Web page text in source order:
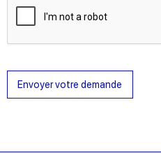
Envoyer votre demande